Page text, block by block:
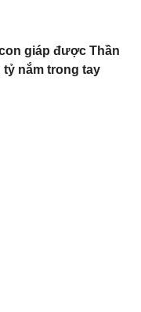
giáp được Thần
nắm trong tay